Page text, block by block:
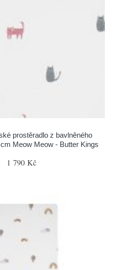
prostěradlo z bavlněného
Meow Meow - Butter Kings
1 790 Kč